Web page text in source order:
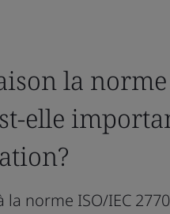
la norme
elle
la norme ISO/IEC